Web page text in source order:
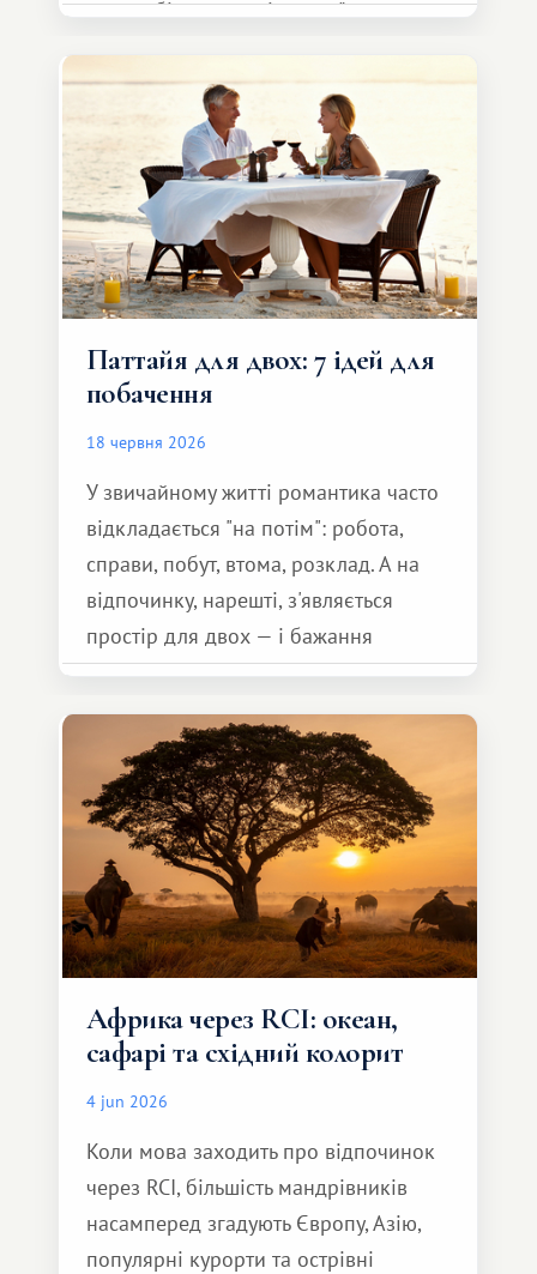
автомобіль та спокійно доїхати до
Паттайя для двох: 7 ідей для
побачення
18 червня 2026
У звичайному житті романтика часто
відкладається "на потім": робота,
справи, побут, втома, розклад. А на
відпочинку, нарешті, з'являється
простір для двох — і бажання
зробити для близької людини щось
особливе. Не обов'язково масштабне,
але тепле і незабутнє :)
Африка через RCI: океан,
сафарі та східний колорит
4 jun 2026
Коли мова заходить про відпочинок
через RCI, більшість мандрівників
насамперед згадують Європу, Азію,
популярні курорти та острівні